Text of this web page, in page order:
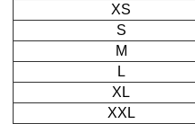
XS
S
M
L
XL
XXL